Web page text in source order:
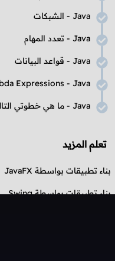
Java - الشبكات
Java - تعدد المهام
Java - قواعد البيانات
Java
-
Expressions
Java - ما هي خطوتي
تعلم المزيد
بناء تطبيقات بواسطة JavaFX
بناء تطبيقات بواسطةSwing